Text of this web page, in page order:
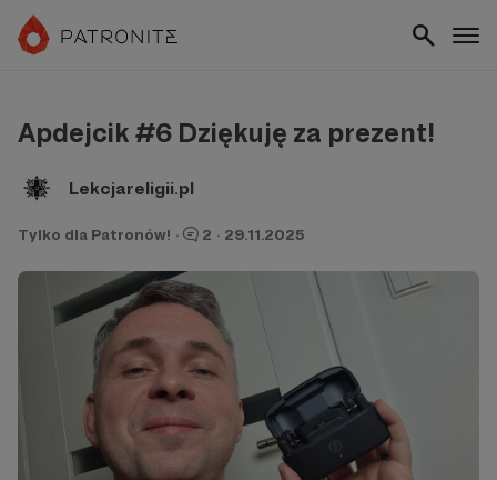
Apdejcik #6 Dziękuję za prezent!
Lekcjareligii.pl
Tylko dla Patronów! · 2 · 29.11.2025